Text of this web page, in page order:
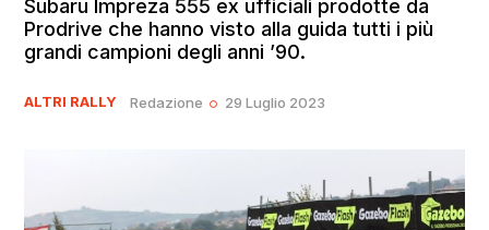
Subaru Impreza 555 ex ufficiali prodotte da
Prodrive che hanno visto alla guida tutti i più
grandi campioni degli anni ’90.
ALTRI RALLY Redazione 29 Luglio 2023